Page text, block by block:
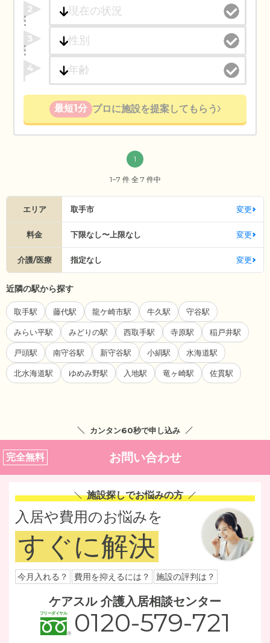
2
3
4
最短1分 プロに施設を提案してもらう
1
1~7 件 全 7 件中
エリア 取手市 変更
料金 下限なし〜上限なし 変更
介護/医療 指定なし 変更
近隣の駅から探す
取手駅 藤代駅 龍ケ崎市駅 牛久駅 守谷駅
みらい平駅 みどりの駅 西取手駅 寺原駅 稲戸井駅
戸頭駅 南守谷駅 新守谷駅 小絹駅 水海道駅
北水海道駅 ゆめみ野駅 入地駅 竜ヶ崎駅 佐貫駅
カンタン60秒で申し込み
完全無料 お問い合わせ
施設探しでお悩みの方
入居や費用のお悩みを
すぐに解決
今月入れる？ 費用を抑えるには？ 施設の評判は？
ケアスル 介護入居相談センター
0120-579-721